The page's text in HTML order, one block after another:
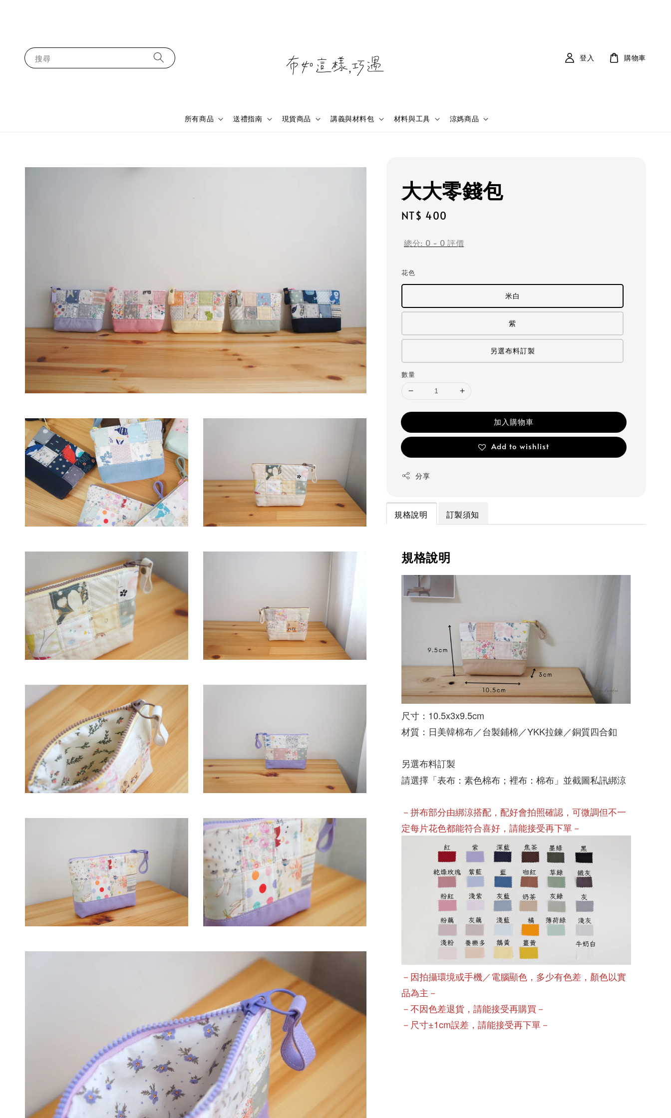
搜尋
所有商品 送禮指南 現貨商品 講義與材料包 材料與工具 涼媽商品
登入 購物車
大大零錢包
Regular
NT$ 400
總分: 0 - 0 評價
花色
米白
紫
另選布料訂製
數量
加入購物車
Add to wishlist
分享
規格說明 訂製須知
規格說明
尺寸：10.5x3x9.5cm
材質：日美韓棉布／台製鋪棉／YKK拉鍊／銅質四合釦
另選布料訂製
請選擇「表布：素色棉布；裡布：棉布」並截圖私訊綁涼
－拼布部分由綁涼搭配，配好會拍照確認，可微調但不一
定每片花色都能符合喜好，請能接受再下單－
－因拍攝環境或手機／電腦顯色，多少有色差，顏色以實
品為主－
－不因色差退貨，請能接受再購買－
－尺寸±1cm誤差，請能接受再下單－